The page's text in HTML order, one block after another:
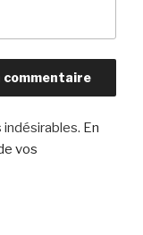
En
vos